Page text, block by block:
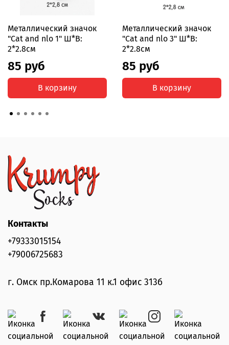
Металлический значок
"Cat and nlo 1" Ш*В:
2*2.8см
85 руб
В корзину
Металлический значок
"Cat and nlo 3" Ш*В:
2*2.8см
85 руб
В корзину
Контакты
+79333015154
+79006725683
г. Омск пр.Комарова 11 к.1 офис 313б